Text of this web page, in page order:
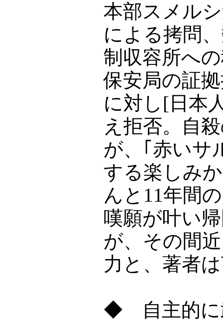
本部スメル
による拷問
制収容所へ
保安局の証
に対し[日本
え拒否。自
が、｢赤いサ
する楽しみ
んと11年間
嘆願が叶い
が、その間
力と、著者
◆ 自主的に